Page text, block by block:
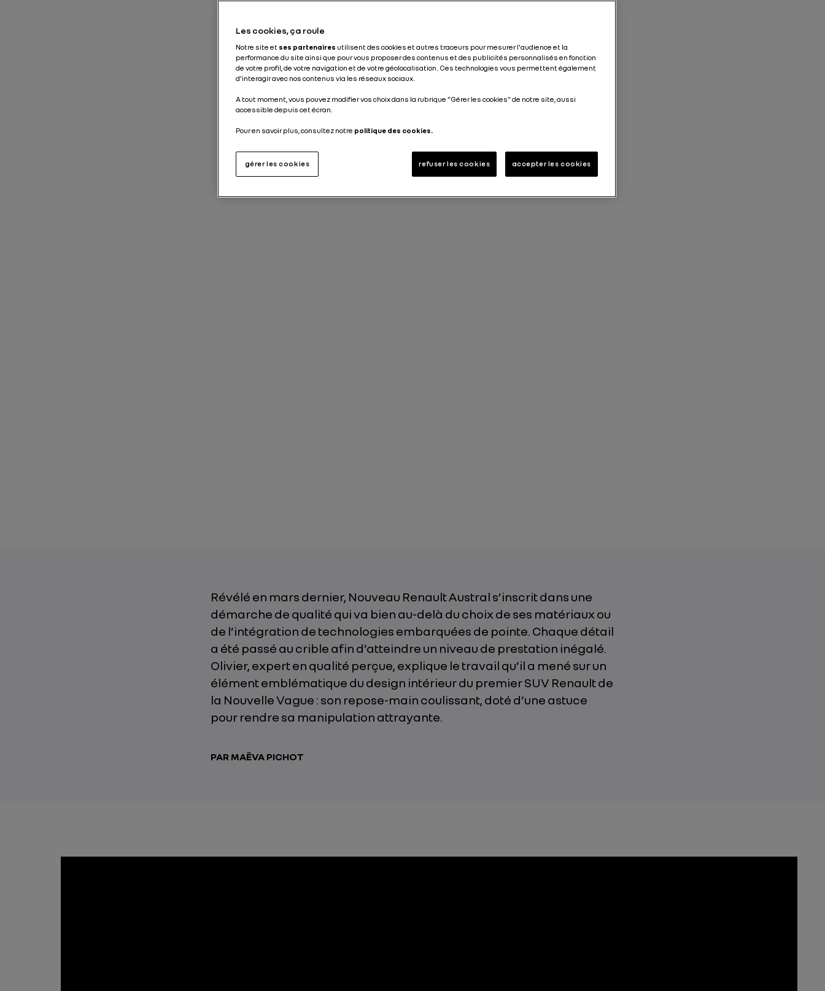
Révélé en mars dernier, Nouveau Renault Austral s’inscrit dans une
démarche de qualité qui va bien au-delà du choix de ses matériaux ou
de l’intégration de technologies embarquées de pointe. Chaque détail
a été passé au crible afin d’atteindre un niveau de prestation inégalé.
Olivier, expert en qualité perçue, explique le travail qu’il a mené sur un
élément emblématique du design intérieur du premier SUV Renault de
la Nouvelle Vague : son repose-main coulissant, doté d’une astuce
pour rendre sa manipulation attrayante.
PAR MAËVA PICHOT
Les cookies, ça roule
Notre site et ses partenaires utilisent des cookies et autres traceurs pour mesurer l'audience et la
performance du site ainsi que pour vous proposer des contenus et des publicités personnalisés en fonction
de votre profil, de votre navigation et de votre géolocalisation. Ces technologies vous permettent également
d’interagir avec nos contenus via les réseaux sociaux.
A tout moment, vous pouvez modifier vos choix dans la rubrique "Gérer les cookies" de notre site, aussi
accessible depuis cet écran.
Pour en savoir plus, consultez notre politique des cookies.
gérer les cookies refuser les cookies accepter les cookies